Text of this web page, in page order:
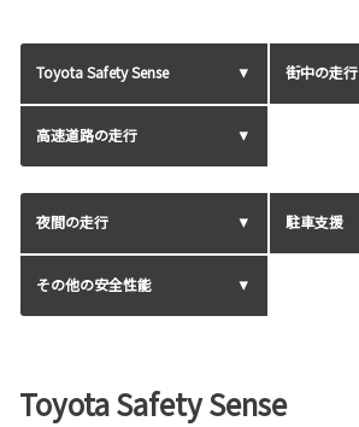
Toyota Safety Sense 街中の走行
高速道路の走行
夜間の走行 駐車支援
その他の安全性能
Toyota Safety Sense